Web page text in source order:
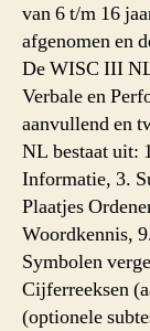
van 6 t/m 16
afgenomen en
De WISC III
Verbale en
aanvullend en
NL bestaat uit:
Informatie, 3.
Plaatjes
Woordkennis,
Symbolen
Cijferreeksen
(optionele